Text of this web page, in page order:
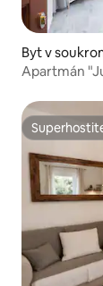
Byt v
cca
Apartmán